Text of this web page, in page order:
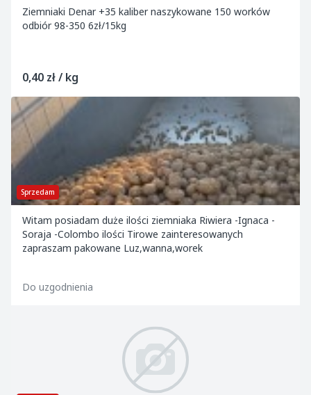
Ziemniaki Denar +35 kaliber naszykowane 150 worków
odbiór 98-350 6zł/15kg
0,40 zł / kg
Sprzedam
Witam posiadam duże ilości ziemniaka Riwiera -Ignaca -
Soraja -Colombo ilości Tirowe zainteresowanych
zapraszam pakowane Luz,wanna,worek
Do uzgodnienia